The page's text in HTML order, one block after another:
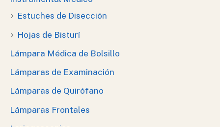
Estuches de Disección
Hojas de Bisturí
Lámpara Médica de Bolsillo
Lámparas de Examinación
Lámparas de Quirófano
Lámparas Frontales